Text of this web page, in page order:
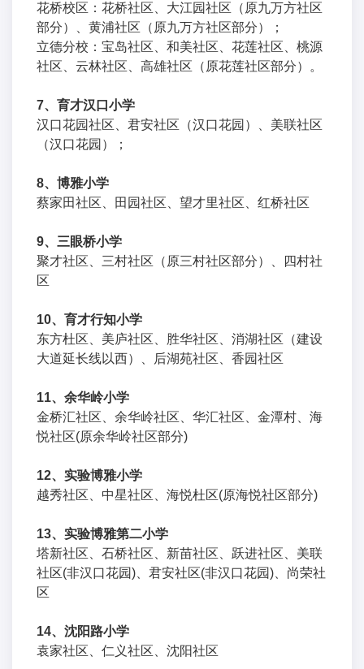
花桥校区：花桥社区、大江园社区（原九万方社区
部分）、黄浦社区（原九万方社区部分）；
立德分校：宝岛社区、和美社区、花莲社区、桃源
社区、云林社区、高雄社区（原花莲社区部分）。
7、育才汉口小学
汉口花园社区、君安社区（汉口花园）、美联社区
（汉口花园）；
8、博雅小学
蔡家田社区、田园社区、望才里社区、红桥社区
9、三眼桥小学
聚才社区、三村社区（原三村社区部分）、四村社
区
10、育才行知小学
东方杜区、美庐社区、胜华社区、消湖社区（建设
大道延长线以西）、后湖苑社区、香园社区
11、余华岭小学
金桥汇社区、余华岭社区、华汇社区、金潭村、海
悦社区(原余华岭社区部分)
12、实验博雅小学
越秀社区、中星社区、海悦杜区(原海悦社区部分)
13、实验博雅第二小学
塔新社区、石桥社区、新苗社区、跃进社区、美联
社区(非汉口花园)、君安社区(非汉口花园)、尚荣社
区
14、沈阳路小学
袁家社区、仁义社区、沈阳社区